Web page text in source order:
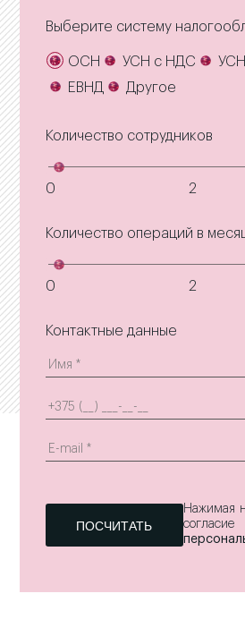
Выберите систему
ОСН УСН с НДС
ЕВНД
Другое
Количество сотрудников
0 2
Количество операций в
0 2
Контактные данные
Нажимая